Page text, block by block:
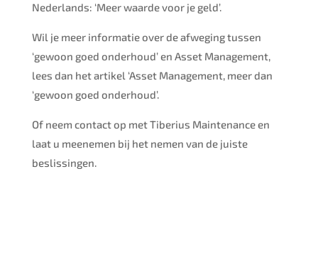
Nederlands: ‘Meer waarde voor je geld’.
Wil je meer informatie over de afweging tussen
‘gewoon goed onderhoud’ en Asset Management,
lees dan het artikel ‘Asset Management, meer dan
‘gewoon goed onderhoud’.
Of neem contact op met Tiberius Maintenance en
laat u meenemen bij het nemen van de juiste
beslissingen.